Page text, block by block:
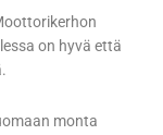
on hyvä että
monta